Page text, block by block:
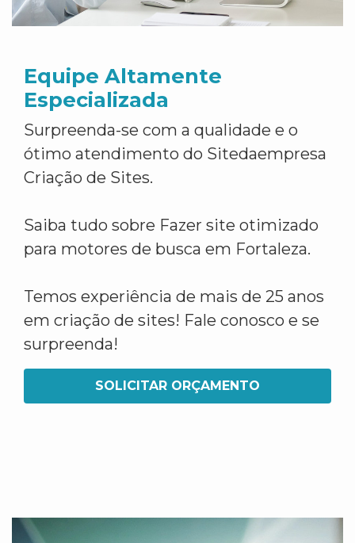
Equipe Altamente
Especializada
Surpreenda-se com a qualidade e o
ótimo atendimento do Sitedaempresa
Criação de Sites.
Saiba tudo sobre Fazer site otimizado
para motores de busca em Fortaleza.
Temos experiência de mais de 25 anos
em criação de sites! Fale conosco e se
surpreenda!
SOLICITAR ORÇAMENTO